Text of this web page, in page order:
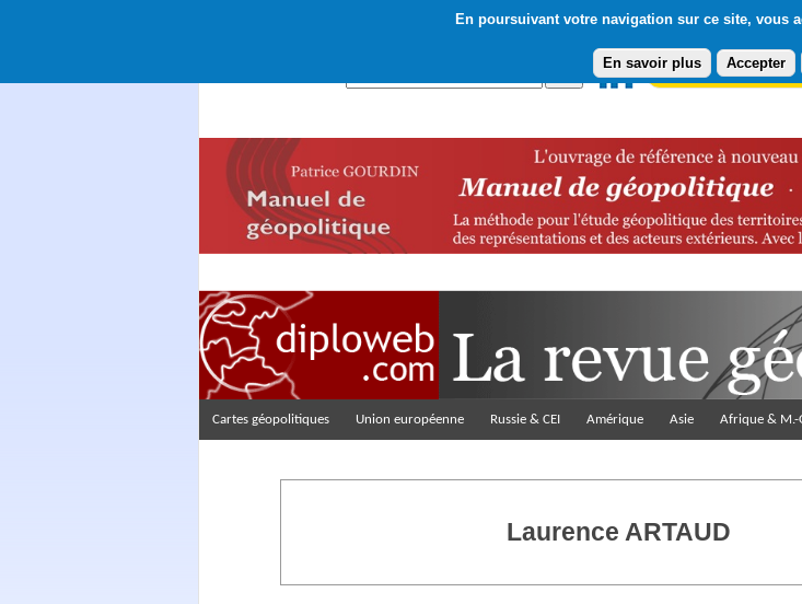
En poursuivant votre navigation sur ce site, vous
En savoir plus Accepter
Abonnement gratuit à
Cartes géopolitiques Union européenne Russie & CEI Amérique Asie Afrique & M.-
Laurence ARTAUD